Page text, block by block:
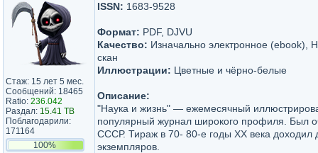
Стаж: 15 лет 5 мес.
Сообщений: 18465
Ratio: 236.042
Раздал: 15.41 TB
Поблагодарили:
171164
100%
ISSN: 1683-9528
Формат: PDF, DJVU
Качество: Изначально электронное (ebook),
скан
Иллюстрации: Цветные и чёрно-белые
Описание:
"Наука и жизнь" — ежемесячный
популярный журнал широкого профиля. Был
СССР. Тираж в 70- 80-е годы XX века доходил
экземпляров.